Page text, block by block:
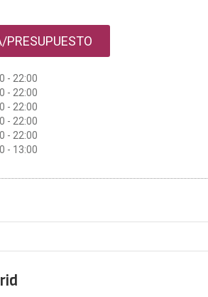
PRESUPUESTO
- 22:00
- 22:00
- 22:00
- 22:00
- 22:00
- 13:00